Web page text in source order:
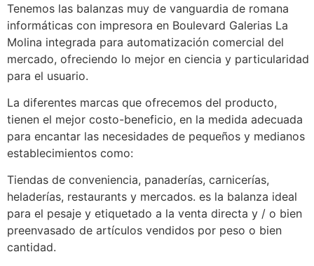
Tenemos las balanzas muy de vanguardia de romana
informáticas con impresora en Boulevard Galerias La
Molina integrada para automatización comercial del
mercado, ofreciendo lo mejor en ciencia y particularidad
para el usuario.
La diferentes marcas que ofrecemos del producto,
tienen el mejor costo-beneficio, en la medida adecuada
para encantar las necesidades de pequeños y medianos
establecimientos como:
Tiendas de conveniencia, panaderías, carnicerías,
heladerías, restaurants y mercados. es la balanza ideal
para el pesaje y etiquetado a la venta directa y / o bien
preenvasado de artículos vendidos por peso o bien
cantidad.